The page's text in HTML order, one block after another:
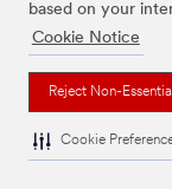
based on your
Cookie Notice
Reject Non-
Cookie